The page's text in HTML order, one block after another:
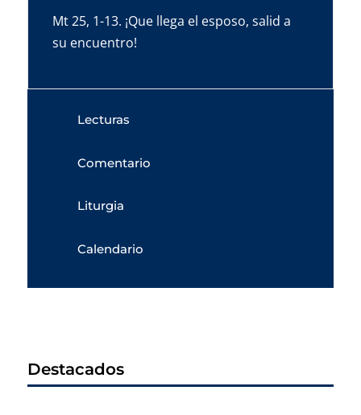
Mt 25, 1-13. ¡Que llega el esposo, salid a
su encuentro!
Lecturas
Comentario
Liturgia
Calendario
Destacados